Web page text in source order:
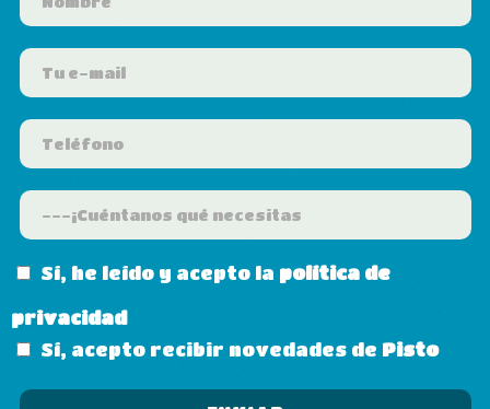
Sí, he leído y acepto la política de
privacidad
Sí, acepto recibir novedades de Pisto